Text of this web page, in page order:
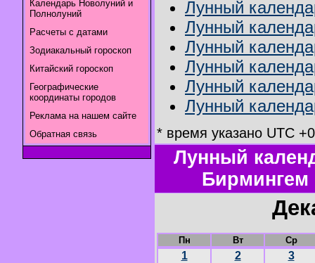
Календарь Новолуний и
Полнолуний
Расчеты с датами
Зодиакальный гороскоп
Китайский гороскоп
Географические
координаты городов
Реклама на нашем сайте
Обратная связь
Лунный
Лунный
Лунный
Лунный
Лунный
Лунный
* время указано UTC
Лунный
Бирмингем
Пн Вт Ср
1 2 3